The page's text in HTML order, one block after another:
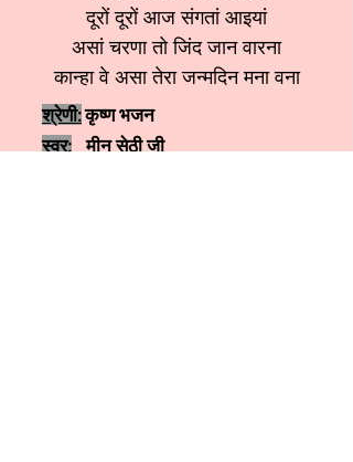
दूरों दूरों आज संगतां आइयां
असां चरणा तो जिंद जान वारना
कान्हा वे असा तेरा जन्मदिन मना वना
श्रेणी:कृष्ण भजन
स्वर:
मीनू सेठी जी